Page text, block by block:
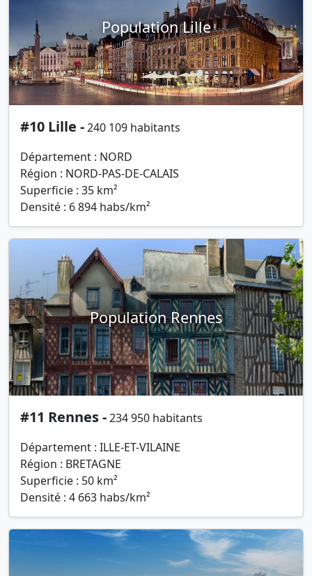
Population Lille
#10 Lille -240 109 habitants
Département : NORD
Région : NORD-PAS-DE-CALAIS
Superficie : 35 km²
Densité : 6 894 habs/km²
Population Rennes
#11 Rennes -234 950 habitants
Département : ILLE-ET-VILAINE
Région : BRETAGNE
Superficie : 50 km²
Densité : 4 663 habs/km²